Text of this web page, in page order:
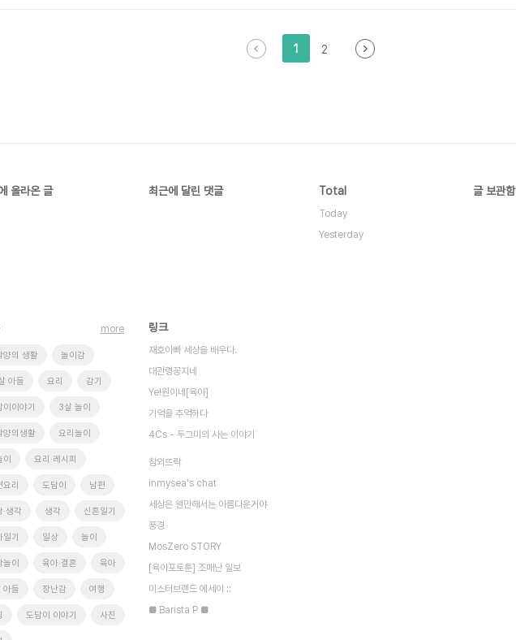
좀 집어 넣지?씻기 힘든데... ㅠㅠ 그저 속으로만 한 말이었는데귀신같이 일어나 반대편으로 달려..
1 2
올라온 글 최근에 달린 댓글 Total
Today
Yesterday
글 보관함
양의 생활 놀이감
아들 요리 감기
이이야기 3살 놀이
양의생활 요리놀이
이 요리·레시피
요리 도담이 남편
·생각 생각 신혼일기
일기 일상 놀이
놀이 육아·결혼 육아
아들 장난감 여행
도담이 이야기 사진
more 링크
재호아빠 세상을 배우다.
대관령꽁지네
Ye!원이네[육아]
기억을 추억하다
4Cs - 두그미의 사는 이야기
참외뜨락
inmysea's chat
세상은 웬만해서는 아름다운거야
풍경
MosZero STORY
[육아포토툰] 조매난 일보
미스터브랜드 에세이 ::
■ Barista P ■